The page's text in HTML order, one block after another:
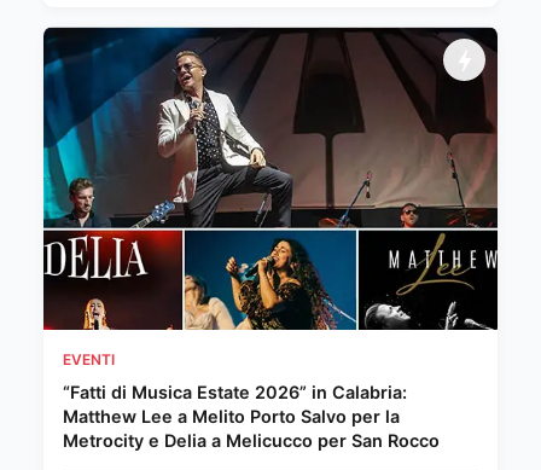
EVENTI
“Fatti di Musica Estate 2026” in Calabria:
Matthew Lee a Melito Porto Salvo per la
Metrocity e Delia a Melicucco per San Rocco